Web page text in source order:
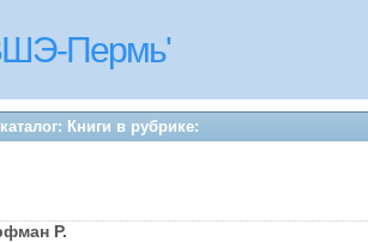
Пермь'
Книги в рубрике:
Р.